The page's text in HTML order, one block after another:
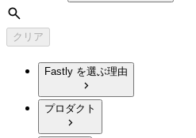
検索
クリア
Fastly を選ぶ理由
プロダクト